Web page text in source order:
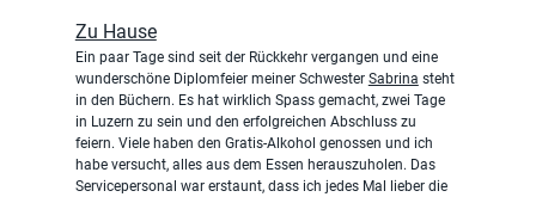
Zu Hause
Ein paar Tage sind seit der Rückkehr vergangen und eine
wunderschöne Diplomfeier meiner Schwester Sabrina steht
in den Büchern. Es hat wirklich Spass gemacht, zwei Tage
in Luzern zu sein und den erfolgreichen Abschluss zu
feiern. Viele haben den Gratis-Alkohol genossen und ich
habe versucht, alles aus dem Essen herauszuholen. Das
Servicepersonal war erstaunt, dass ich jedes Mal lieber die